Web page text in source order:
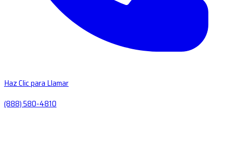
Haz Clic para Llamar
(888) 580-4810